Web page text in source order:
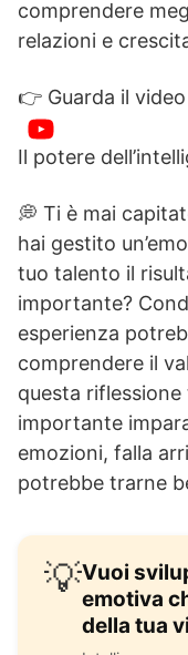
comprendere
relazioni e
👉 Guarda il
Il potere
💭 Ti è mai
hai gestito
tuo talento il
importante?
esperienza
comprendere il
questa
importante
emozioni, falla
potrebbe trarne
💡Vuoi
emotiva
della tua